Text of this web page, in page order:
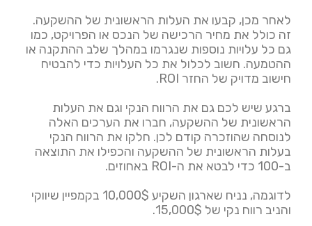
לאחר מכן, קבעו את העלות הראשונית של ההשקעה.
זה כולל את מחיר הרכישה של הנכס או הפרויקט, כמו
גם כל עלויות נוספות שנגרמו במהלך שלב ההתקנה או
ההטמעה. חשוב לכלול את כל העלויות כדי להבטיח
חישוב מדויק של החזר ROI.
ברגע שיש לכם גם את הרווח הנקי וגם את העלות
הראשונית של ההשקעה, חברו את הערכים האלה
לנוסחה שהוזכרה קודם לכן. חלקו את הרווח הנקי
בעלות הראשונית של ההשקעה והכפילו את התוצאה
ב-100 כדי לבטא את ה-ROI באחוזים.
לדוגמה, נניח שארגון השקיע 10,000$ בקמפיין שיווקי
והניב רווח נקי של 15,000$.